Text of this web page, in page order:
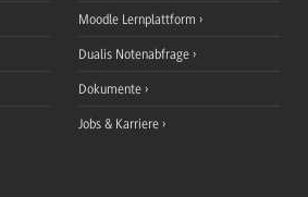
Moodle Lernplattform
Dualis Notenabfrage
Dokumente
Jobs & Karriere